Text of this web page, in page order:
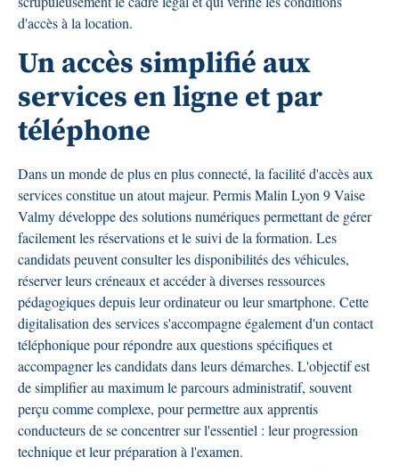
d'accès à la location.
Un accès simplifié aux
services en ligne et par
téléphone
Dans un monde de plus en plus connecté, la facilité d'accès aux
services constitue un atout majeur. Permis Malin Lyon 9 Vaise
Valmy développe des solutions numériques permettant de gérer
facilement les réservations et le suivi de la formation. Les
candidats peuvent consulter les disponibilités des véhicules,
réserver leurs créneaux et accéder à diverses ressources
pédagogiques depuis leur ordinateur ou leur smartphone. Cette
digitalisation des services s'accompagne également d'un contact
téléphonique pour répondre aux questions spécifiques et
accompagner les candidats dans leurs démarches. L'objectif est
de simplifier au maximum le parcours administratif, souvent
perçu comme complexe, pour permettre aux apprentis
conducteurs de se concentrer sur l'essentiel : leur progression
technique et leur préparation à l'examen.